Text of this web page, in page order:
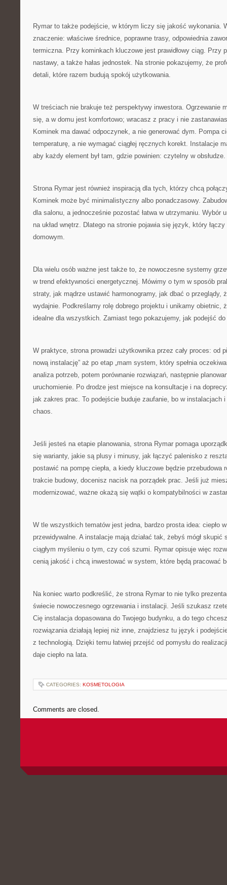
Rymar to także podejście, w którym liczy się jakość wykonania.
znaczenie: właściwe średnice, poprawne trasy, odpowiednia
termiczna. Przy kominkach kluczowe jest prawidłowy ciąg. Przy
nastawy, a także hałas jednostek. Na stronie pokazujemy, że
detali, które razem budują spokój użytkowania.
W treściach nie brakuje też perspektywy inwestora. Ogrzewanie
się, a w domu jest komfortowo; wracasz z pracy i nie
Kominek ma dawać odpoczynek, a nie generować dym. Pompa
temperaturę, a nie wymagać ciągłej ręcznych korekt. Instalacje
aby każdy element był tam, gdzie powinien: czytelny w obsłudze.
Strona Rymar jest również inspiracją dla tych, którzy chcą
Kominek może być minimalistyczny albo ponadczasowy.
dla salonu, a jednocześnie pozostać łatwa w utrzymaniu. Wybór
na układ wnętrz. Dlatego na stronie pojawia się język, który
domowym.
Dla wielu osób ważne jest także to, że nowoczesne systemy
w trend efektywności energetycznej. Mówimy o tym w sposób
straty, jak mądrze ustawić harmonogramy, jak dbać o przeglądy,
wydajnie. Podkreślamy rolę dobrego projektu i unikamy obietnic,
idealne dla wszystkich. Zamiast tego pokazujemy, jak podejść
W praktyce, strona prowadzi użytkownika przez cały proces: od
nową instalację” aż po etap „mam system, który spełnia
analiza potrzeb, potem porównanie rozwiązań, następnie
uruchomienie. Po drodze jest miejsce na konsultacje i na
jak zakres prac. To podejście buduje zaufanie, bo w instalacjach
chaos.
Jeśli jesteś na etapie planowania, strona Rymar pomaga
się warianty, jakie są plusy i minusy, jak łączyć palenisko z
postawić na pompę ciepła, a kiedy kluczowe będzie przebudowa
trakcie budowy, docenisz nacisk na porządek prac. Jeśli już
modernizować, ważne okażą się wątki o kompatybilności w
W tle wszystkich tematów jest jedna, bardzo prosta idea: ciepło
przewidywalne. A instalacje mają działać tak, żebyś mógł
ciągłym myśleniu o tym, czy coś szumi. Rymar opisuje więc
cenią jakość i chcą inwestować w system, które będą pracować
Na koniec warto podkreślić, że strona Rymar to nie tylko
świecie nowoczesnego ogrzewania i instalacji. Jeśli szukasz
Cię instalacja dopasowana do Twojego budynku, a do tego
rozwiązania działają lepiej niż inne, znajdziesz tu język i
z technologią. Dzięki temu łatwiej przejść od pomysłu do
daje ciepło na lata.
CATEGORIES: KOSMETOLOGIA
Comments are closed.